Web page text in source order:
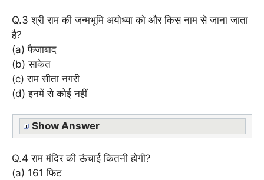
Q.3 श्री राम की जन्मभूमि अयोध्या को और किस नाम से जाना जाता
है?
(a) फैजाबाद
(b) साकेत
(c) राम सीता नगरी
(d) इनमें से कोई नहीं
Show Answer
Q.4 राम मंदिर की ऊंचाई कितनी होगी?
(a) 161 फिट